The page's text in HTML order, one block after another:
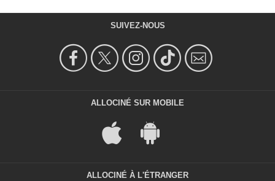
SUIVEZ-NOUS
ALLOCINÉ SUR MOBILE
ALLOCINÉ À L'ÉTRANGER